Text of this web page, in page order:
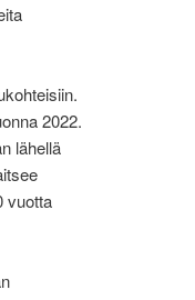
2022.
lähellä
vuotta